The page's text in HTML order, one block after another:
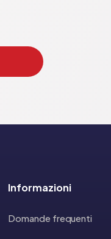
Informazioni
Domande frequenti